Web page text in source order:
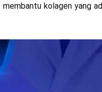
kolagen yang